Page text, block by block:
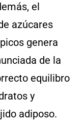
el
azúcares
genera
de la
equilibro
y
adiposo.